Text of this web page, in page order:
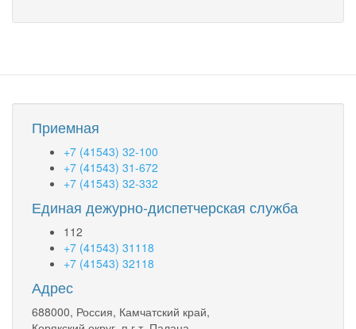
выплаты
с
дохода
в
10%
Приемная
+7 (41543) 32-100
+7 (41543) 31-672
+7 (41543) 32-332
Единая дежурно-диспетчерская служба
112
+7 (41543) 31118
+7 (41543) 32118
Адрес
688000, Россия, Камчатский край,